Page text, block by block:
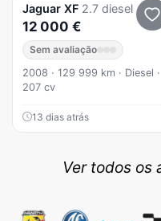
Jaguar XF 2.7 diesel
12 000 €
Sem avaliação
2008 · 129 999 km · Diesel ·
207 cv
13 dias atrás
Ver todos os